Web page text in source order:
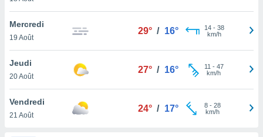
que
la
et que
ne
Mercredi
19 Août
29° / 16° 14- 38
km/h
Jeudi
20 Août
27° / 16° 11 - 47
km/h
Vendredi
21 Août
24° / 17° 8- 28
km/h